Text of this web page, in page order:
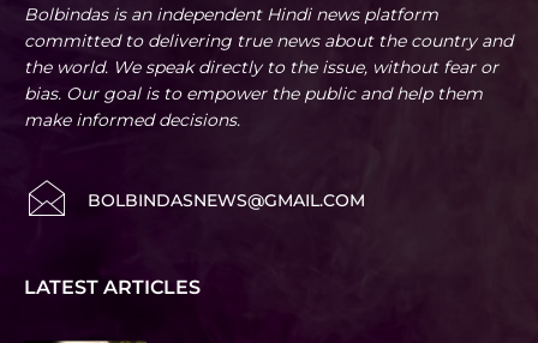
Bolbindas is an independent Hindi news platform
committed to delivering true news about the country and
the world. We speak directly to the issue, without fear or
bias. Our goal is to empower the public and help them
make informed decisions.
BOLBINDASNEWS@GMAIL.COM
LATEST ARTICLES